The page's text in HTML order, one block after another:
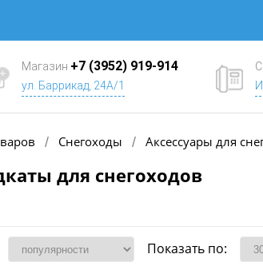
Магазин +7 (3952) 919-914
ул. Баррикад, 24А/1
/ Снегоходы / Аксессуары для
для снегоходов
Показать по: